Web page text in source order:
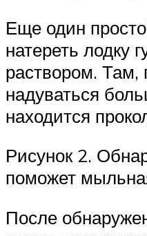
Еще один
натереть лодку
раствором. Там,
надуваться
находится
Рисунок 2.
поможет
После